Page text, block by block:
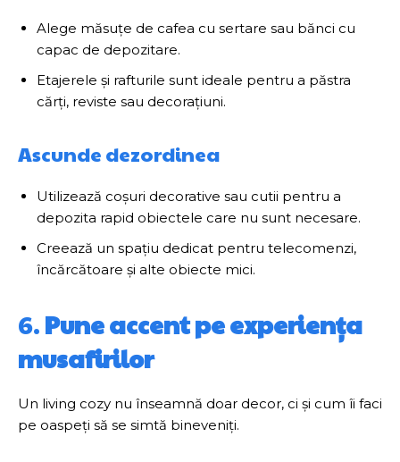
Alege măsuțe de cafea cu sertare sau bănci cu
capac de depozitare.
Etajerele și rafturile sunt ideale pentru a păstra
cărți, reviste sau decorațiuni.
Ascunde dezordinea
Utilizează coșuri decorative sau cutii pentru a
depozita rapid obiectele care nu sunt necesare.
Creează un spațiu dedicat pentru telecomenzi,
încărcătoare și alte obiecte mici.
6.Pune accent pe experiența
musafirilor
Un living cozy nu înseamnă doar decor, ci și cum îi faci
pe oaspeți să se simtă bineveniți.